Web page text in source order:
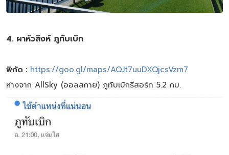
4. ผาหัวสิงห์ ภูทับเบิก
พิกัด : https://goo.gl/maps/AQJt7uuDXQjcsVzm7
ห่างจาก AllSky (ออลสกาย) ภูทับเบิกรีสอร์ท 5.2 กม.